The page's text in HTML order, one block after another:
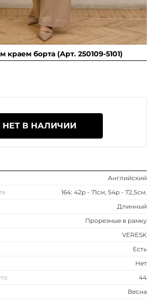
борта (Арт. 250109-5101)
НЕТ В НАЛИЧИИ
Английский
164: 42р - 71см, 54р - 72,5см.
Длинный
Прорезные в рамку
VERESK
Есть
Нет
44
Весна